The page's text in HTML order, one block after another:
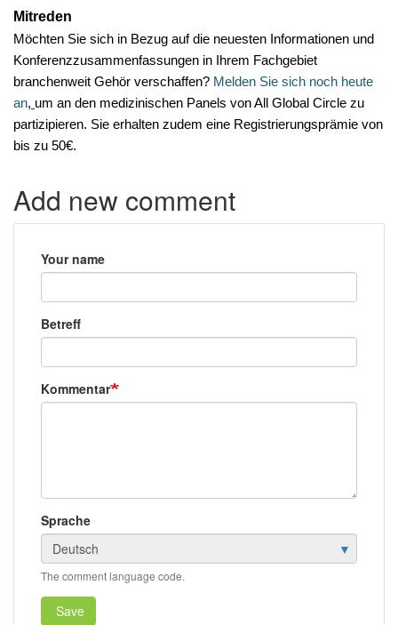
Mitreden
Möchten Sie sich in Bezug auf die neuesten Informationen und
Konferenzzusammenfassungen in Ihrem Fachgebiet
branchenweit Gehör verschaffen? Melden Sie sich noch heute
an, um an den medizinischen Panels von All Global Circle zu
partizipieren. Sie erhalten zudem eine Registrierungsprämie von
bis zu 50€.
Add new comment
Your name
Betreff
Kommentar
Sprache
The comment language code.
Save